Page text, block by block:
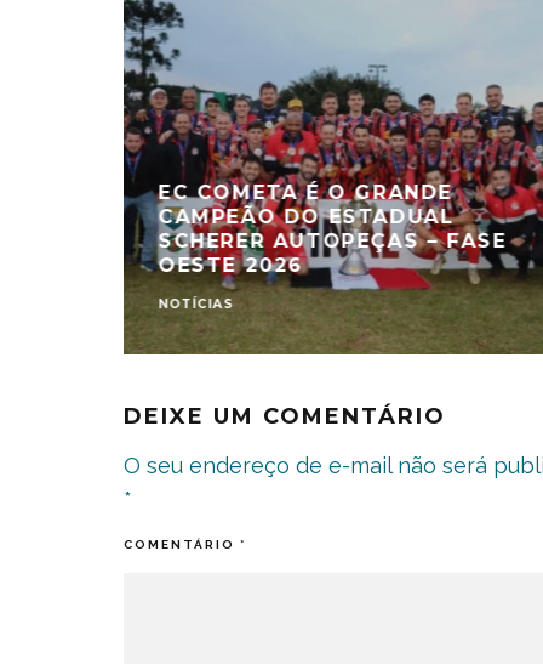
EC COMETA É O GRANDE
CAMPEÃO DO ESTADUAL
SCHERER AUTOPEÇAS – FASE
OESTE 2026
NOTÍCIAS
DEIXE UM COMENTÁRIO
O seu endereço de e-mail não será
*
COMENTÁRIO *